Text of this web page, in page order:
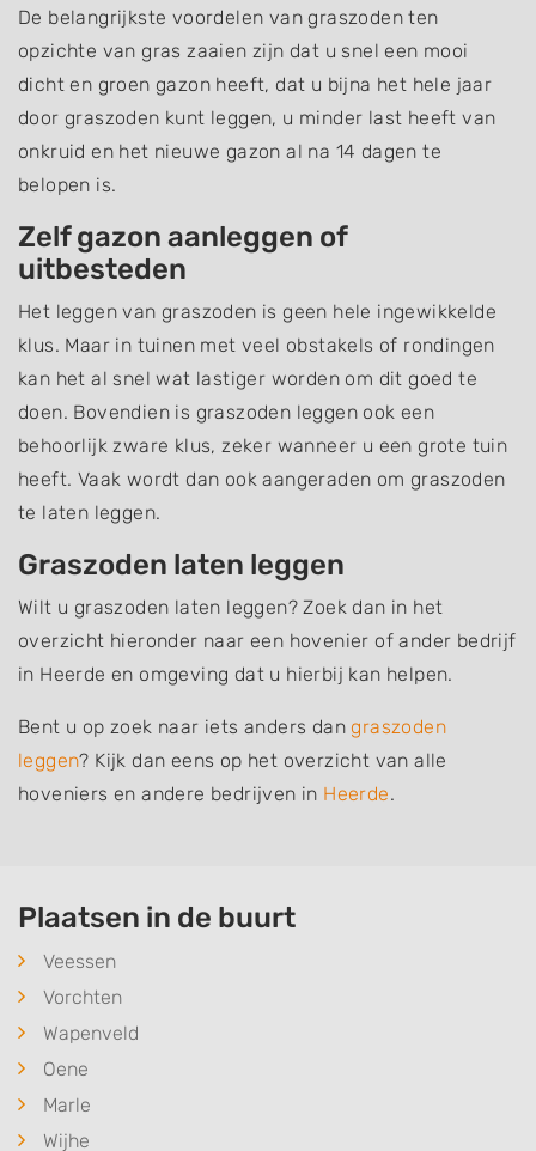
De belangrijkste voordelen van graszoden ten
opzichte van gras zaaien zijn dat u snel een mooi
dicht en groen gazon heeft, dat u bijna het hele jaar
door graszoden kunt leggen, u minder last heeft van
onkruid en het nieuwe gazon al na 14 dagen te
belopen is.
Zelf gazon aanleggen of
uitbesteden
Het leggen van graszoden is geen hele ingewikkelde
klus. Maar in tuinen met veel obstakels of rondingen
kan het al snel wat lastiger worden om dit goed te
doen. Bovendien is graszoden leggen ook een
behoorlijk zware klus, zeker wanneer u een grote tuin
heeft. Vaak wordt dan ook aangeraden om graszoden
te laten leggen.
Graszoden laten leggen
Wilt u graszoden laten leggen? Zoek dan in het
overzicht hieronder naar een hovenier of ander bedrijf
in Heerde en omgeving dat u hierbij kan helpen.
Bent u op zoek naar iets anders dangraszoden
leggen? Kijk dan eens op het overzicht van alle
hoveniers en andere bedrijven in Heerde.
Plaatsen in de buurt
Veessen
Vorchten
Wapenveld
Oene
Marle
Wijhe